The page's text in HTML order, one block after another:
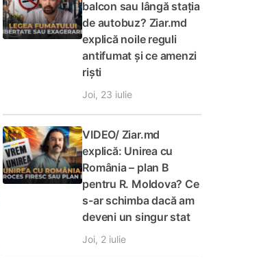
balcon sau lângă stația
de autobuz? Ziar.md
explică noile reguli
antifumat și ce amenzi
riști
Joi, 23 iulie
VIDEO/ Ziar.md
explică: Unirea cu
România – plan B
pentru R. Moldova? Ce
s-ar schimba dacă am
deveni un singur stat
Joi, 2 iulie